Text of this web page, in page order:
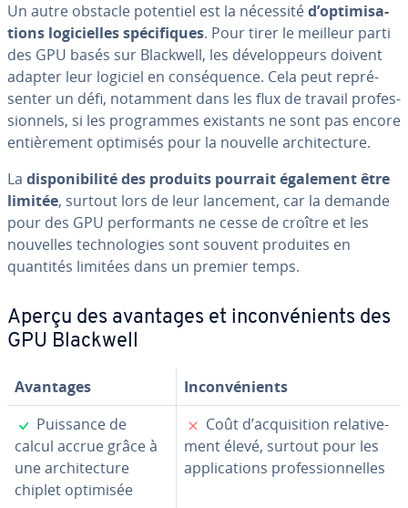
Un autre obstacle potentiel est la nécessitéd’op­ti­mi­sa­
tions lo­gi­cielles spé­ci­fiques. Pour tirer le meilleur parti
des GPU basés sur Blackwell, les dé­ve­lop­peurs doivent
adapter leur logiciel en con­sé­quence. Cela peut re­pré­
sen­ter un défi, notamment dans les flux de travail pro­fes­
sion­nels, si les pro­grammes existants ne sont pas encore
en­tiè­re­ment optimisés pour la nouvelle ar­chi­tec­ture.
La dis­po­ni­bi­lité des produits pourrait également être
limitée, surtout lors de leur lancement, car la demande
pour des GPU per­for­mants ne cesse de croître et les
nouvelles tech­no­lo­gies sont souvent produites en
quantités limitées dans un premier temps.
Aperçu des avantages et in­con­vé­nients des
GPU Blackwell
Avantages
In­con­vé­nients
✓
Puissance de
calcul accrue grâce à
une ar­chi­tec­ture
chiplet optimisée
✗
Coût d’ac­qui­si­tion re­la­ti­ve­
ment élevé, surtout pour les
ap­pli­ca­tions pro­fes­sion­nelles